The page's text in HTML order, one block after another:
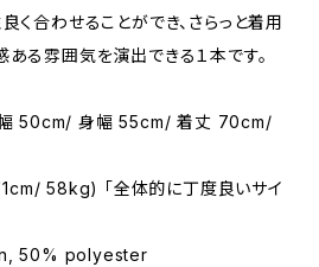
く合わせることができ、さらっと着用
る雰囲気を演出できる１本です。
50cm/ 身幅 55cm/ 着丈 70cm/
58kg) 「全体的に丁度良いサイ
50% polyester